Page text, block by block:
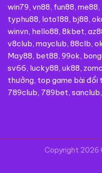
win79, vn88, fun88, me88,
typhu88, loto188, bj88,
winvn, hello88, 8kbet,
v8club, mayclub, 88clb,
May88, bet88, 99ok,
sv66, lucky88, uk88,
thưởng, top game bài đổi
789club, 789bet, sanclub,
Copyright 2026